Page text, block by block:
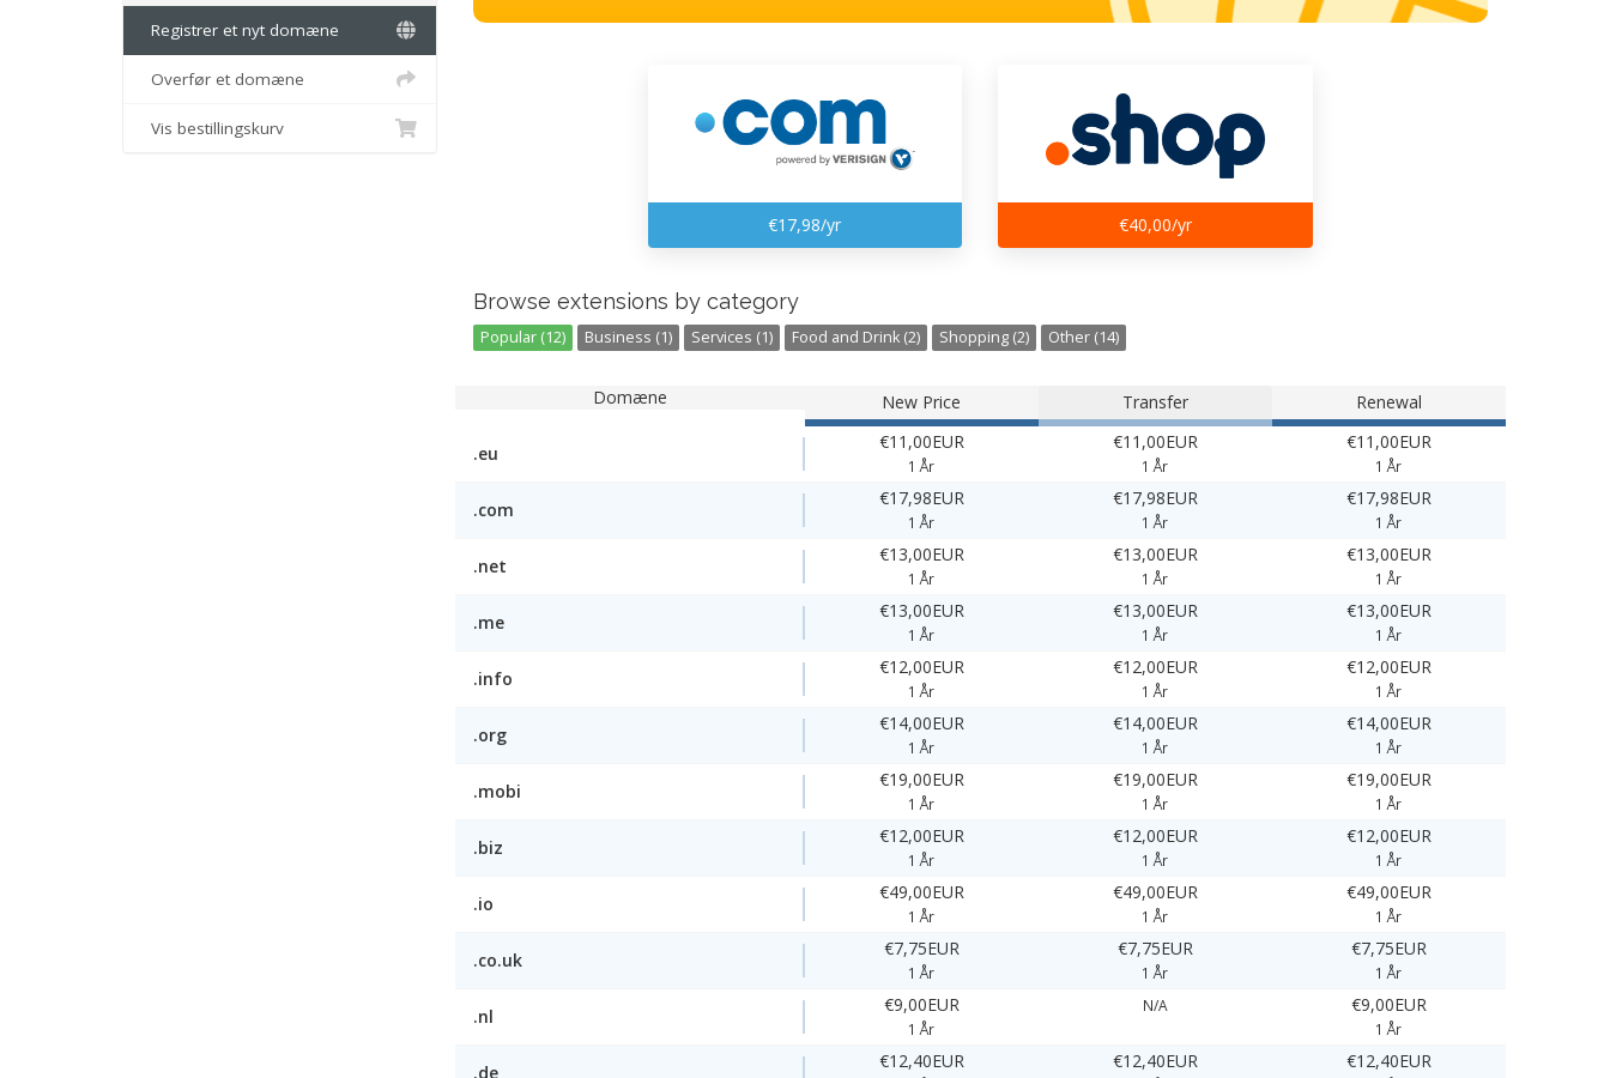
Registrer et nyt domæne
Overfør et domæne
Vis bestillingskurv
€17,98/yr €40,00/yr
Browse extensions by category
Popular (12) Business (1) Services (1) Food and Drink (2) Shopping (2) Other (14)
Domæne New Price Transfer Renewal
.eu
€11,00EUR
1 År
€11,00EUR
1 År
€11,00EUR
1 År
.com
€17,98EUR
1 År
€17,98EUR
1 År
€17,98EUR
1 År
.net
€13,00EUR
1 År
€13,00EUR
1 År
€13,00EUR
1 År
.me
€13,00EUR
1 År
€13,00EUR
1 År
€13,00EUR
1 År
.info
€12,00EUR
1 År
€12,00EUR
1 År
€12,00EUR
1 År
.org
€14,00EUR
1 År
€14,00EUR
1 År
€14,00EUR
1 År
.mobi
€19,00EUR
1 År
€19,00EUR
1 År
€19,00EUR
1 År
.biz
€12,00EUR
1 År
€12,00EUR
1 År
€12,00EUR
1 År
.io
€49,00EUR
1 År
€49,00EUR
1 År
€49,00EUR
1 År
.co.uk
€7,75EUR
1 År
€7,75EUR
1 År
€7,75EUR
1 År
.nl
€9,00EUR
1 År
N/A €9,00EUR
1 År
.de
€12,40EUR €12,40EUR €12,40EUR